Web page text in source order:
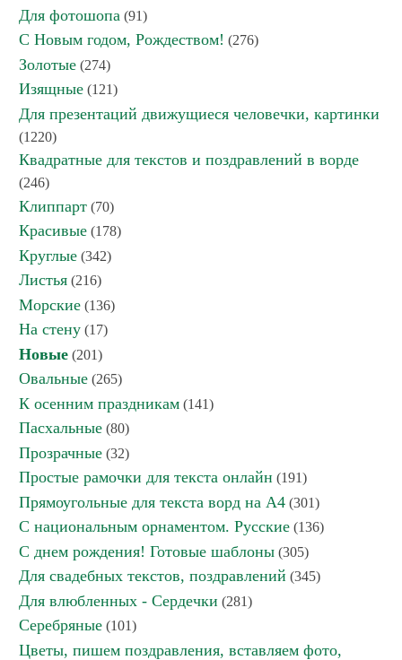
Для фотошопа (91)
С Новым годом, Рождеством! (276)
Золотые (274)
Изящные (121)
Для презентаций движущиеся человечки, картинки
(1220)
Квадратные для текстов и поздравлений в ворде
(246)
Клиппарт (70)
Красивые (178)
Круглые (342)
Листья (216)
Морские (136)
На стену (17)
Новые (201)
Овальные (265)
К осенним праздникам (141)
Пасхальные (80)
Прозрачные (32)
Простые рамочки для текста онлайн (191)
Прямоугольные для текста ворд на А4 (301)
С национальным орнаментом. Русские (136)
С днем рождения! Готовые шаблоны (305)
Для свадебных текстов, поздравлений (345)
Для влюбленных - Сердечки (281)
Серебряные (101)
Цветы, пишем поздравления, вставляем фото,